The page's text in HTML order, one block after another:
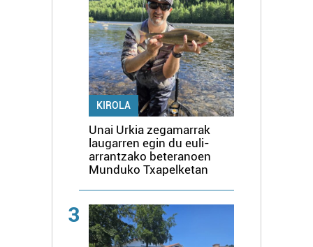
KIROLA
Unai Urkia zegamarrak
laugarren egin du euli-
arrantzako beteranoen
Munduko Txapelketan
3